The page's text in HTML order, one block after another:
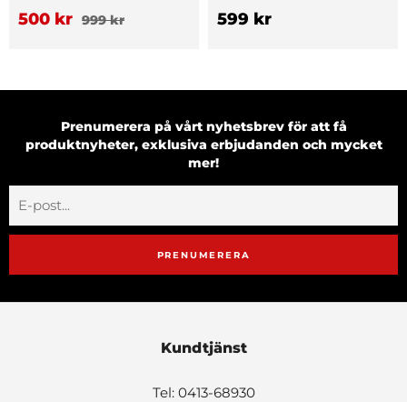
500 kr 999 kr 599 kr
Prenumerera på vårt nyhetsbrev för att få
produktnyheter, exklusiva erbjudanden och mycket
mer!
PRENUMERERA
Kundtjänst
Tel: 0413-68930